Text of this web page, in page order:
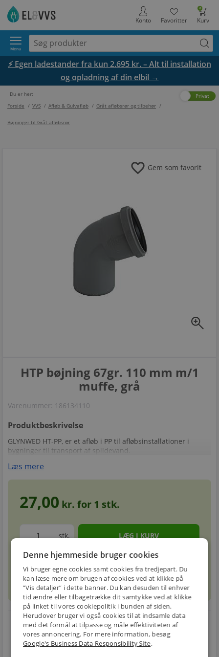
0
Kurv
Favoritter
Konto
Menu
⚡ Egen ladestander fra kun 2.695 kr. – Alt til installation
og opladning af din elbil →
Du er her:
Forside / VVS / Afløb & Gulvafløb / Gråt afløbsrør og tilbehør /
Bøjninger til Gråt afløbsrør
Privat
zoom_in
favorite Gem som favorit
HTP bøjning 67gr. 110 mm m/1
muffe, grå
Varenummer: 186134110
Produktbeskrivelse
GLYNWED HT-PP, er et afløb i PP til afløbsinstallationer i
bygninger til transport af spildevand.
Læs mere
27,00 kr. for 1 stk.
stk.
circle Forventet leveringstid: 1-3 hverdage info
E-MÆRKET
local_shipping
BILLIG
restart_alt
Denne hjemmeside bruger cookies
Vi bruger egne cookies samt cookies fra tredjepart. Du
kan læse mere om brugen af cookies ved at klikke på
”Vis detaljer” i dette banner. Du kan desuden til enhver
tid ændre eller tilbagetrække dit samtykke ved at klikke
på linket til vores cookiepolitik i bunden af siden.
Herudover bruger vi også cookies til at indsamle data
med det formål at tilpasse og måle effektiviteten af
vores annoncering. For mere information, besøg
Google's Business Data Responsibility Site.